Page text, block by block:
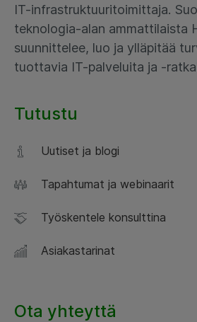
IT-infrastruktuuritoimittaja.
teknologia-alan ammattilaista
suunnittelee, luo ja ylläpitää
tuottavia IT-palveluita ja -
Tutustu
Uutiset ja blogi
Tapahtumat ja webinaarit
Työskentele konsulttina
Asiakastarinat
Ota yhteyttä